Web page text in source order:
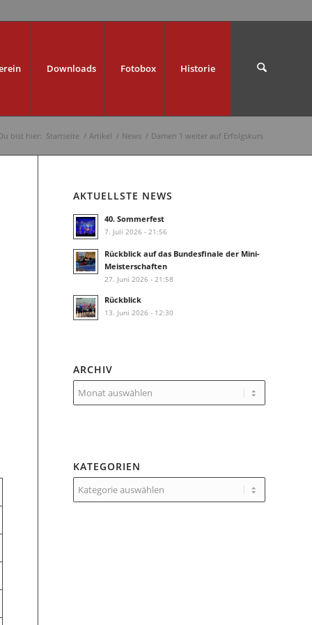
Downloads Fotobox Historie
bist hier: Startseite / Artikel / News / Damen 1 weiter auf Erfolgskurs
AKTUELLSTE NEWS
40. Sommerfest
7. Juli 2026 - 21:56
Rückblick auf das Bundesfinale der Mini-
Meisterschaften
27. Juni 2026 - 21:58
Rückblick
13. Juni 2026 - 12:30
ARCHIV
KATEGORIEN
Kategorien